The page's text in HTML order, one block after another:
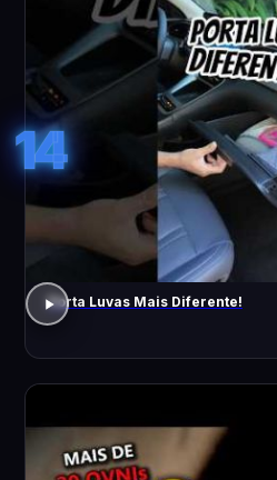
14
Porta Luvas Mais Diferente!